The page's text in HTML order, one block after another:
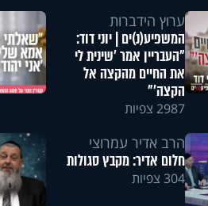
ערוץ הידברות
המשפיע(נ)ים | יוני דוד:
"העבריין אמר 'שינית לי
את החיים מהקצה אל
הקצה'"
2987 צפיות
הרב אדיר עמרוצי
חלום אדיר: מקבץ סגולות
304 צפיות